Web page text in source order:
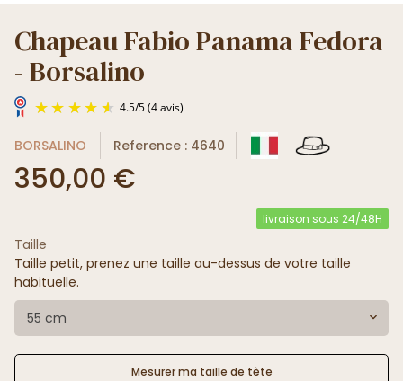
Chapeau Fabio Panama Fedora
- Borsalino
BORSALINO Reference : 4640
350,00 €
livraison sous 24/48H
Taille
Taille petit, prenez une taille au-dessus de votre taille
habituelle.
55 cm
Mesurer ma taille de tête